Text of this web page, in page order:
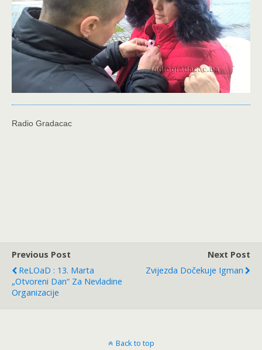
Radio Gradacac
Previous Post
ReLOaD : 13. Marta
„Otvoreni Dan“ Za Nevladine
Organizacije
Next Post
Zvijezda Dočekuje Igman
Back to top